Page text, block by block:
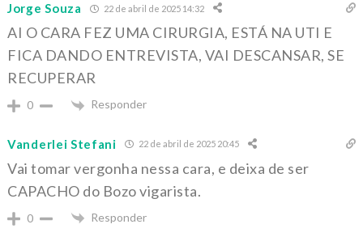
Jorge Souza 22 de abril de 2025 14:32
AI O CARA FEZ UMA CIRURGIA, ESTÁ NA UTI E
FICA DANDO ENTREVISTA, VAI DESCANSAR, SE
RECUPERAR
0 Responder
Vanderlei Stefani 22 de abril de 2025 20:45
Vai tomar vergonha nessa cara, e deixa de ser
CAPACHO do Bozo vigarista.
0 Responder